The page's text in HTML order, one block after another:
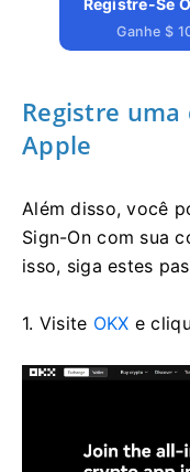
Registre-Se
Ganhe $
Registre uma
Apple
Além disso, você
Sign-On com sua
isso, siga estes
1. Visite OKX e